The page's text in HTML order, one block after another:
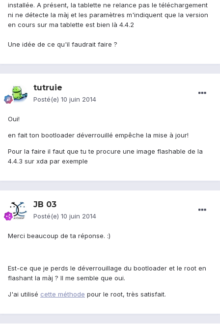
installée. A présent, la tablette ne relance pas le téléchargement
ni ne détecte la màj et les paramètres m'indiquent que la version
en cours sur ma tablette est bien là 4.4.2
Une idée de ce qu'il faudrait faire ?
tutruie
Posté(e) 10 juin 2014
Oui!
en fait ton bootloader déverrouillé empêche la mise à jour!
Pour la faire il faut que tu te procure une image flashable de la
4.4.3 sur xda par exemple
JB 03
Posté(e) 10 juin 2014
Merci beaucoup de ta réponse. :)
Est-ce que je perds le déverrouillage du bootloader et le root en
flashant la màj ? Il me semble que oui.
J'ai utilisé cette méthode pour le root, très satisfait.